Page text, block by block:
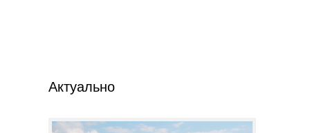
Актуально